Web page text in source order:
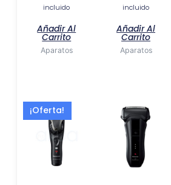
incluido
Añadir Al
Carrito
Aparatos
incluido
Añadir Al
Carrito
Aparatos
¡Oferta!El
precio
actual
es: